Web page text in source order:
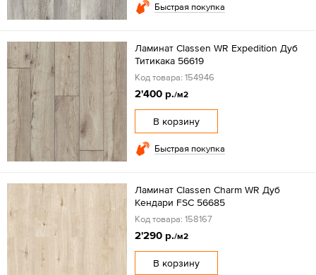
Быстрая покупка
Ламинат Classen WR Expedition Дуб
Титикака 56619
Код товара: 154946
2'400 р./м2
В корзину
Быстрая покупка
Ламинат Classen Charm WR Дуб
Кендари FSC 56685
Код товара: 158167
2'290 р./м2
В корзину